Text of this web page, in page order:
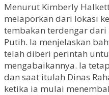
Menurut Kimberly
melaporkan dari lokasi
tembakan terdengar
Putih. Ia menjelaskan
telah diberi perintah
mengabaikannya. Ia
dan saat itulah Dinas
ketika ia mulai